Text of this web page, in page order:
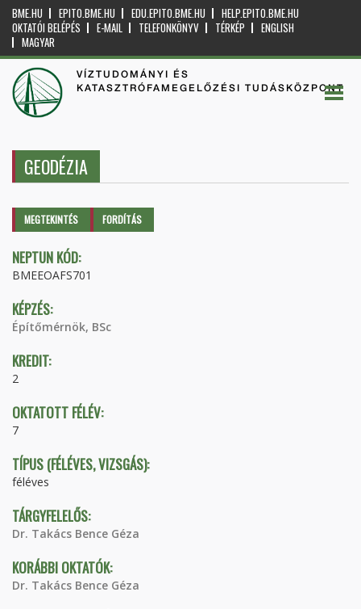
BME.HU EPITO.BME.HU EDU.EPITO.BME.HU
HELP.EPITO.BME.HU
OKTATÓI BELÉPÉS
E-MAIL TELEFONKÖNYV TÉRKÉP
ENGLISH
MAGYAR
VÍZTUDOMÁNYI ÉS
KATASZTRÓFAMEGELŐZÉSI TUDÁSKÖZPONT
GEODÉZIA
Elsődleges fülek
MEGTEKINTÉS (AKTÍVFORDÍTÁS
NEPTUN KÓD:
BMEEOAFS701
KÉPZÉS:
Építőmérnök, BSc
KREDIT:
2
OKTATOTT FÉLÉV:
7
TÍPUS (FÉLÉVES, VIZSGÁS):
féléves
TÁRGYFELELŐS:
Dr. Takács Bence Géza
KORÁBBI OKTATÓK:
Dr. Takács Bence Géza